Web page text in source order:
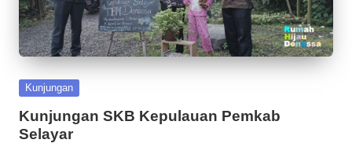
Posted
Kunjungan
Kunjungan SKB Kepulauan Pemkab
Selayar